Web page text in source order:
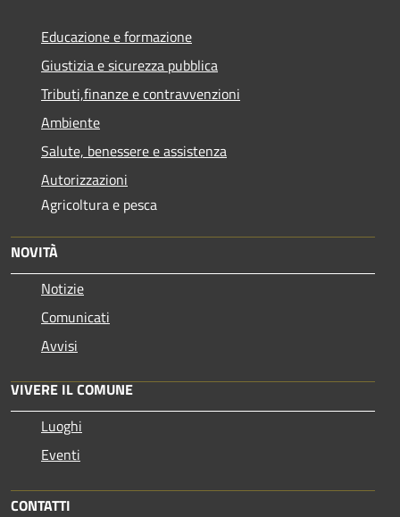
Educazione e formazione
Giustizia e sicurezza pubblica
Tributi,finanze e contravvenzioni
Ambiente
Salute, benessere e assistenza
Autorizzazioni
Agricoltura e pesca
NOVITÀ
Notizie
Comunicati
Avvisi
VIVERE IL COMUNE
Luoghi
Eventi
CONTATTI